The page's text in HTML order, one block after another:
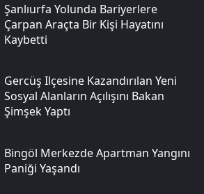
Şanlıurfa Yolunda Bariyerlere
Çarpan Araçta Bir Kişi Hayatını
Kaybetti
Gercüş Ilçesine Kazandırılan Yeni
Sosyal Alanların Açılışını Bakan
Şimşek Yaptı
Bingöl Merkezde Apartman Yangını
Paniği Yaşandı